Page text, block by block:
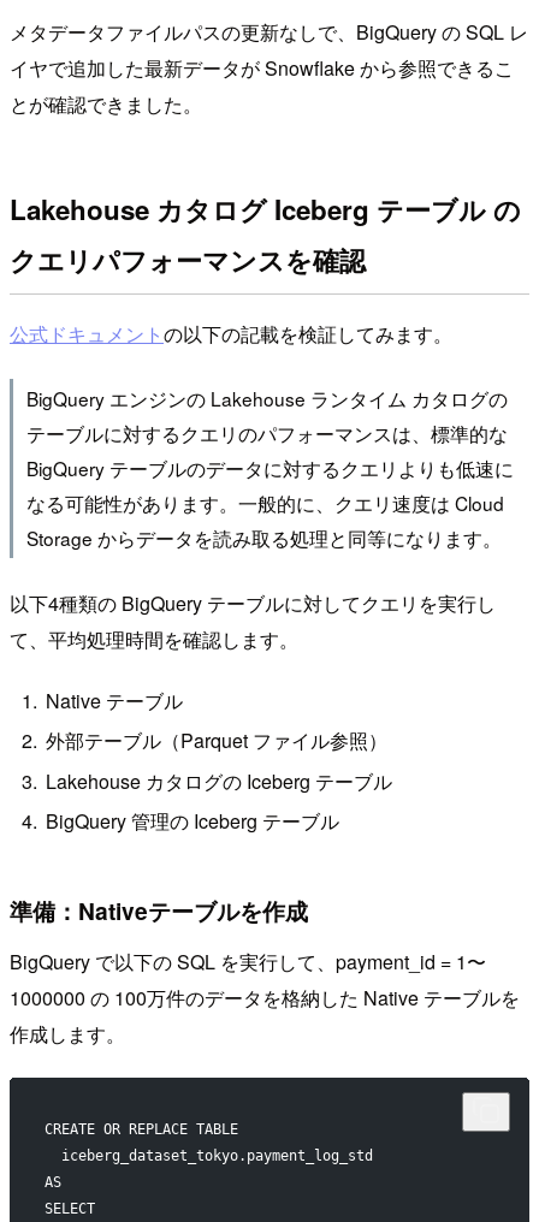
メタデータファイルパスの更新なしで、BigQuery の SQL レ
イヤで追加した最新データが Snowflake から参照できるこ
とが確認できました。
Lakehouse カタログ Iceberg テーブル の
クエリパフォーマンスを確認
公式ドキュメントの以下の記載を検証してみます。
BigQuery エンジンの Lakehouse ランタイム カタログの
テーブルに対するクエリのパフォーマンスは、標準的な
BigQuery テーブルのデータに対するクエリよりも低速に
なる可能性があります。一般的に、クエリ速度は Cloud
Storage からデータを読み取る処理と同等になります。
以下4種類の BigQuery テーブルに対してクエリを実行し
て、平均処理時間を確認します。
Native テーブル
外部テーブル（Parquet ファイル参照）
Lakehouse カタログの Iceberg テーブル
BigQuery 管理の Iceberg テーブル
準備：Nativeテーブルを作成
BigQuery で以下の SQL を実行して、payment_id = 1〜
1000000 の 100万件のデータを格納した Native テーブルを
作成します。
CREATE OR REPLACE TABLE
  iceberg_dataset_tokyo.payment_log_std
AS
SELECT